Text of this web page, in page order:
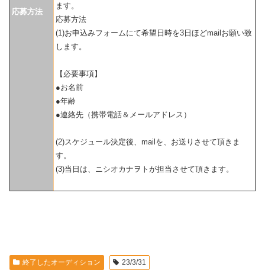
応募方法
ます。
応募方法
(1)お申込みフォームにて希望日時を3日ほどmailお願い致
します。
【必要事項】
●お名前
●年齢
●連絡先（携帯電話＆メールアドレス）
(2)スケジュール決定後、mailを、お送りさせて頂きま
す。
(3)当日は、ニシオカナヲトが担当させて頂きます。
終了したオーディション 23/3/31